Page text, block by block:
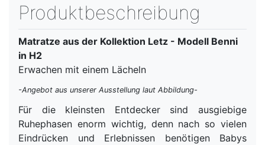
Produktbeschreibung
Matratze aus der Kollektion Letz - Modell Benni
in H2
Erwachen mit einem Lächeln
-Angebot aus unserer Ausstellung laut Abbildung-
Für die kleinsten Entdecker sind ausgiebige
Ruhephasen enorm wichtig, denn nach so vielen
Eindrücken und Erlebnissen benötigen Babys